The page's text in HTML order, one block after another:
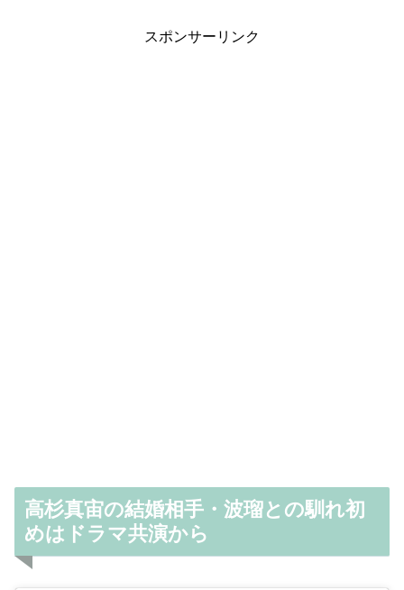
スポンサーリンク
高杉真宙の結婚相手・波瑠との馴れ初
めはドラマ共演から